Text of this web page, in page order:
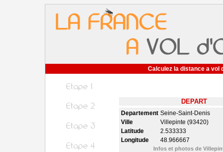
Calculez la distance a vol
DEPART
Departement Seine-Saint-Denis
Ville
Villepinte (93420)
Latitude
2.533333
Longitude
48.966667
Infos et photos de